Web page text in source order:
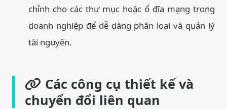
chỉnh cho các thư mục hoặc ổ đĩa mạng trong
doanh nghiệp để dễ dàng phân loại và quản lý
tài nguyên.
Các công cụ thiết kế và
chuyển đổi liên quan